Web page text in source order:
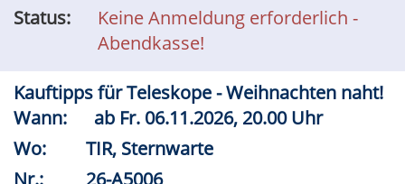
Status:
Keine Anmeldung erforderlich -
Abendkasse!
Kauftipps für Teleskope - Weihnachten naht!
Wann:
ab Fr. 06.11.2026, 20.00 Uhr
Wo:
TIR, Sternwarte
Nr.:
26-A5006